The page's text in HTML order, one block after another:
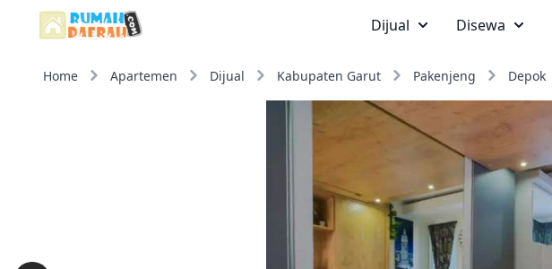
Dijual Disewa
Home Apartemen Dijual Kabupaten Garut Pakenjeng Depok